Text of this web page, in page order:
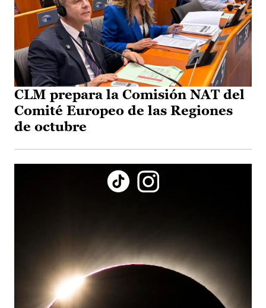
CLM prepara la Comisión NAT del
Comité Europeo de las Regiones
de octubre